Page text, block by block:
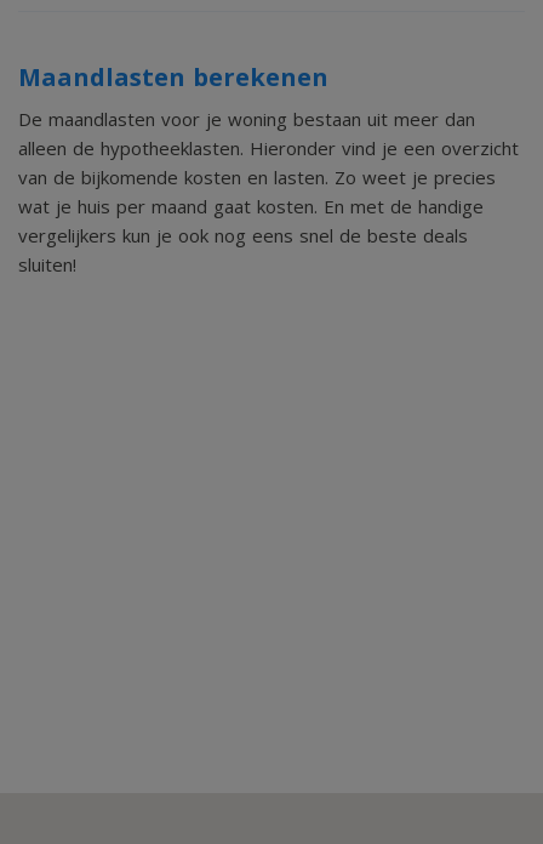
* De verkoper behoudt zich het recht van gunning voor.
Voor meer informatie over deze woonboerderij of het
plannen van een bezichtiging, kunt u contact opnemen met
Makelaardij Terschelling.
Maandlasten berekenen
De maandlasten voor je woning bestaan uit meer dan
alleen de hypotheeklasten. Hieronder vind je een overzicht
van de bijkomende kosten en lasten. Zo weet je precies
wat je huis per maand gaat kosten. En met de handige
vergelijkers kun je ook nog eens snel de beste deals
sluiten!